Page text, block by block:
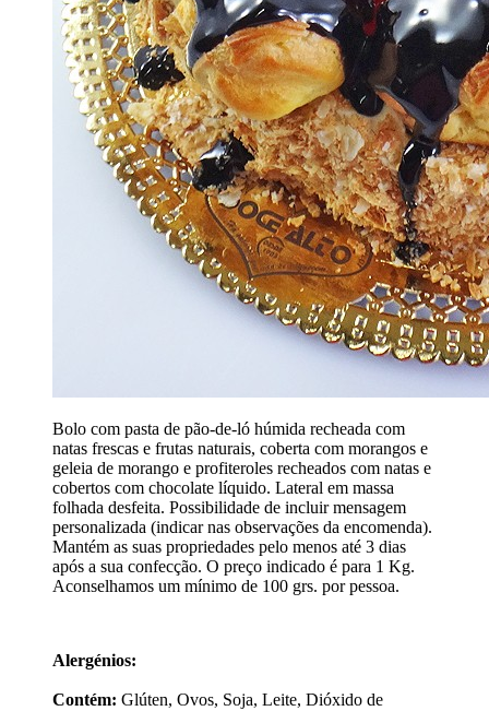
Bolo com pasta de pão-de-ló húmida recheada com
natas frescas e frutas naturais, coberta com morangos e
geleia de morango e profiteroles recheados com natas e
cobertos com chocolate líquido. Lateral em massa
folhada desfeita. Possibilidade de incluir mensagem
personalizada (indicar nas observações da encomenda).
Mantém as suas propriedades pelo menos até 3 dias
após a sua confecção. O preço indicado é para 1 Kg.
Aconselhamos um mínimo de 100 grs. por pessoa.
Alergénios:
Contém: Glúten, Ovos, Soja, Leite, Dióxido de